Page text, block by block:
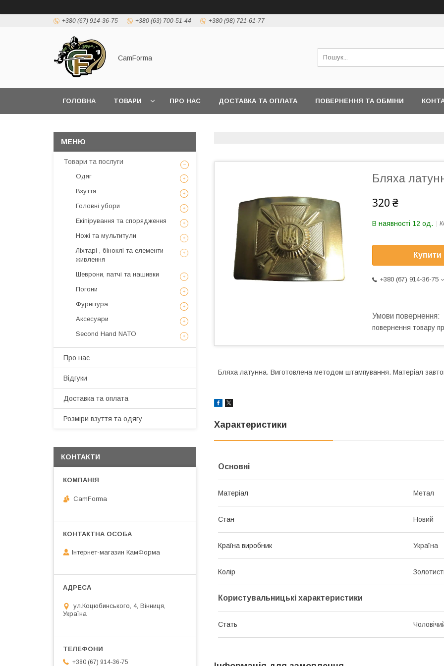
+380 (67) 914-36-75 +380 (63) 700-51-44 +380 (98) 721-61-77
CamForma
ГОЛОВНА ТОВАРИ ПРО НАС ДОСТАВКА ТА ОПЛАТА ПОВЕРНЕННЯ ТА ОБМІНИ
Бляха
320 ₴
В наявності 12 од.
Купити
+380 (67) 914-36-75
повернення товару
Бляха латунна. Виготовлена методом штампування. Матеріал
Характеристики
Основні
Матеріал Метал
Стан Новий
Країна виробник Україна
Колір
Користувальницькі характеристики
Стать
Товари та послуги
Одяг
Взуття
Головні убори
Екіпірування та спорядження
Ножі та мультитули
Ліхтарі , біноклі та елементи
живлення
Шеврони, патчі та нашивки
Погони
Фурнітура
Аксесуари
Second Hand NATO
Про нас
Відгуки
Доставка та оплата
Розміри взуття та одягу
КОНТАКТИ
CamForma
Інтернет-магазин КамФорма
ул.Коцюбинського, 4, Вінниця,
Україна
+380 (67) 914-36-75